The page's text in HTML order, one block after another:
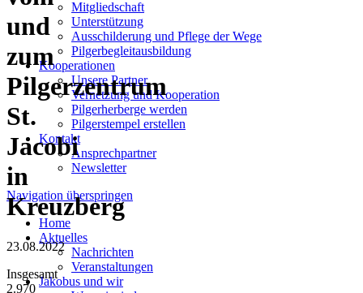
Mitgliedschaft
Unterstützung
Ausschilderung und Pflege der Wege
Pilgerbegleitausbildung
Kooperationen
Unsere Partner
Vernetzung und Kooperation
Pilgerherberge werden
Pilgerstempel erstellen
Kontakt
Ansprechpartner
Newsletter
Navigation überspringen
Home
Aktuelles
Nachrichten
Veranstaltungen
Jakobus und wir
und
zum
Pilgerzentrum
St.
Jacobi
in
Kreuzberg
23.08.2022
Insgesamt
2.970